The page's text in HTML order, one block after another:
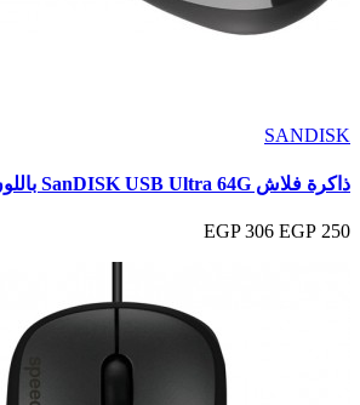
SANDISK
ذاكرة فلاش SanDISK USB Ultra 64G باللون الأسود
250 EGP
306 EGP